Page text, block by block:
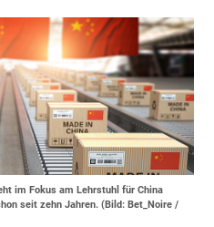
im Fokus am Lehrstuhl für China
seit zehn Jahren. (Bild: Bet_Noire /